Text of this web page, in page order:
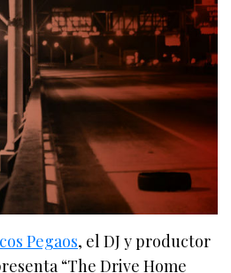
Pegaos, el DJ y productor
“The Drive Home